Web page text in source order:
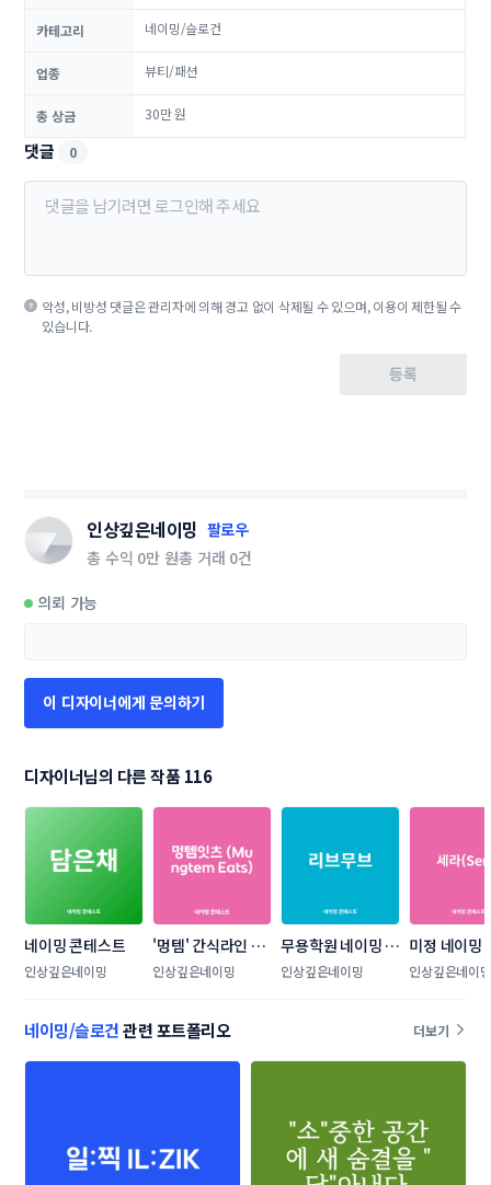
카테고리 네이밍/슬로건
업종 뷰티/패션
총 상금 30만 원
댓글 0
악성, 비방성 댓글은 관리자에 의해 경고 없이 삭제될 수 있으며, 이용이 제한될 수
있습니다.
등록
인상깊은네이밍 팔로우
총 수익 0만 원총 거래 0건
의뢰 가능
이 디자이너에게 문의하기
디자이너님의 다른 작품 116
네이밍 콘테스트
인상깊은네이밍
'멍템' 간식라인 네
이밍 콘테스트
인상깊은네이밍
무용학원 네이밍 콘
테스트
인상깊은네이밍
미정 네이밍
트
인상깊은네이밍
네이밍/슬로건관련 포트폴리오 더보기